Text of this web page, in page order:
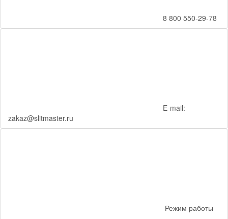
8 800 550-29-78
E-mail:
zakaz@slitmaster.ru
Режим работы